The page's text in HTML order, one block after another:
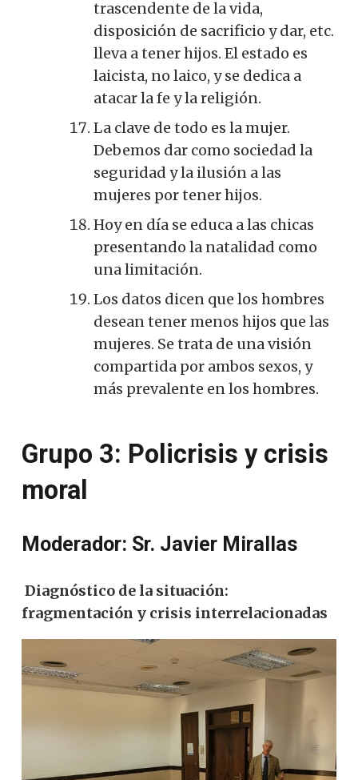
trascendente de la vida,
disposición de sacrificio y dar, etc.
lleva a tener hijos. El estado es
laicista, no laico, y se dedica a
atacar la fe y la religión.
La clave de todo es la mujer.
Debemos dar como sociedad la
seguridad y la ilusión a las
mujeres por tener hijos.
Hoy en día se educa a las chicas
presentando la natalidad como
una limitación.
Los datos dicen que los hombres
desean tener menos hijos que las
mujeres. Se trata de una visión
compartida por ambos sexos, y
más prevalente en los hombres.
Grupo 3: Policrisis y crisis
moral
Moderador: Sr. Javier Mirallas
Diagnóstico de la situación:
fragmentación y crisis interrelacionadas